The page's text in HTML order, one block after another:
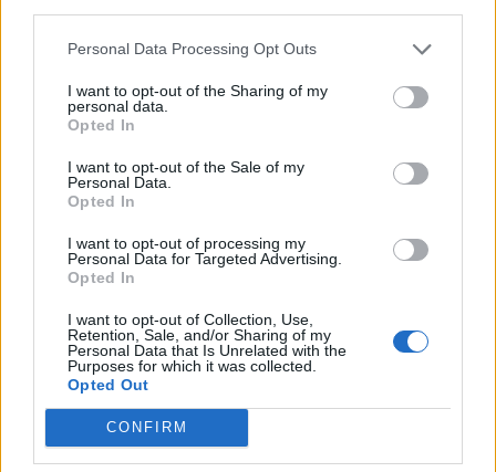
Personal Data Processing Opt Outs
I want to opt-out of the Sharing of my
personal data.
Opted In
I want to opt-out of the Sale of my
Personal Data.
Opted In
I want to opt-out of processing my
Personal Data for Targeted Advertising.
Opted In
I want to opt-out of Collection, Use,
Retention, Sale, and/or Sharing of my
Personal Data that Is Unrelated with the
Purposes for which it was collected.
Opted Out
CONFIRM
chciał odpokutować swoje grzechy i
zupełnie innym człowiekiem od tego, który
Jacek zginął, broniąc Hrabiego, ostatniego z
Horeszków, przed postrzałem. wyspowiadał
się także Gerwazemu ze swego życia i
uzyskał jego wybaczenie.
Jacek Soplica to bohater, który ulega
ogromnej metamorfozie. Na początku jest
człowiekiem porywczym, kłótliwym, a nawet
czasami agresywnym. Z tego powodu